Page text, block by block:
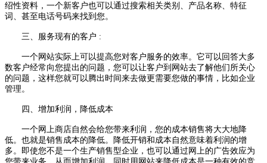
绍性资料，一个新客户也可以通过搜索相关类别、产品名称、特征
词、甚至电话号码来找到您。
三、服务现有的客户 :
一个网站实际上可以提高您对客户服务的效率。它可以回答大多
数客户经常向您提出的问题，您可以让客户到网站去了解他们所关心
的问题，这样您就可以腾出时间来去做更需要您做的事情，比如企业
管理。
四、增加利润，降低成本
一个网上商店自然会给您带来利润，您的成本销售将大大地降
低。也就是销售成本的降低。降低开销和成本自然意味着利润的增
多。即使您不是一个生产销售型企业，也可以通过网上的广告效应为